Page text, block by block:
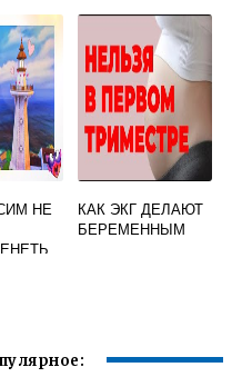
НЕ
КАК ЭКГ ДЕЛАЮТ
БЕРЕМЕННЫМ